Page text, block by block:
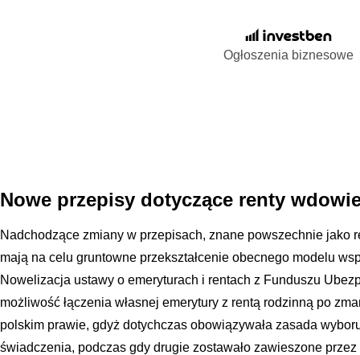
Ogłoszenia biznesowe
Nowe przepisy dotyczące renty
Nadchodzące zmiany w przepisach, znane powszechnie jako
mają na celu gruntowne przekształcenie obecnego modelu
Nowelizacja ustawy o emeryturach i rentach z Funduszu
możliwość łączenia własnej emerytury z rentą rodzinną po
polskim prawie, gdyż dotychczas obowiązywała zasada
świadczenia, podczas gdy drugie zostawało zawieszone przez